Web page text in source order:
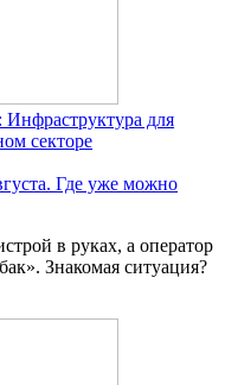
Инфраструктура для
секторе
Где уже можно
в руках, а оператор
Знакомая ситуация?